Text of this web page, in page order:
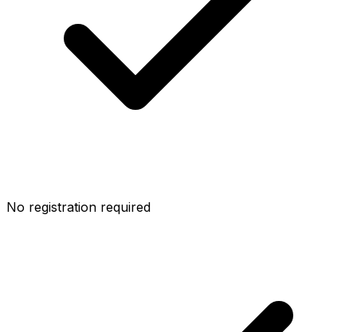
No registration required